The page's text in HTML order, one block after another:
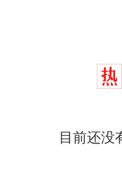
目前还没
热
号